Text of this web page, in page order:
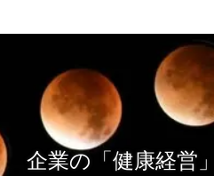
企業の「健康経営